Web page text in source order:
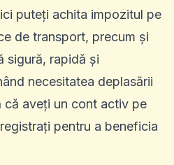
puteți achita impozitul pe
de transport, precum și
sigură, rapidă și
necesitatea deplasării
că aveți un cont activ pe
pentru a beneficia